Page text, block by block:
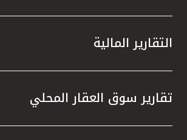
التقارير المالية
تقارير سوق العقار المحلي